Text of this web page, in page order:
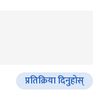
प्रतिक्रिया दिनुहोस्